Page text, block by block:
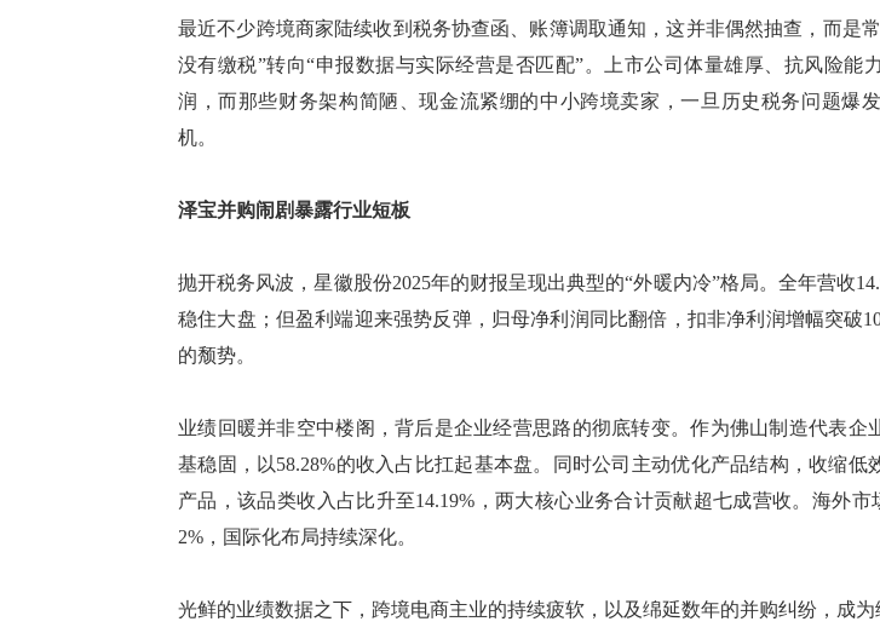
最近不少跨境商家陆续收到税务协查函、账簿调取通知，这并非偶然抽查，而是
没有缴税”转向“申报数据与实际经营是否匹配”。上市公司体量雄厚、抗风险能
润，而那些财务架构简陋、现金流紧绷的中小跨境卖家，一旦历史税务问题爆
机。
泽宝并购闹剧暴露行业短板
抛开税务风波，星徽股份2025年的财报呈现出典型的“外暖内冷”格局。全年营收
稳住大盘；但盈利端迎来强势反弹，归母净利润同比翻倍，扣非净利润增幅突破
的颓势。
业绩回暖并非空中楼阁，背后是企业经营思路的彻底转变。作为佛山制造代表企
基稳固，以58.28%的收入占比扛起基本盘。同时公司主动优化产品结构，收缩
产品，该品类收入占比升至14.19%，两大核心业务合计贡献超七成营收。海外
2%，国际化布局持续深化。
光鲜的业绩数据之下，跨境电商主业的持续疲软，以及绵延数年的并购纠纷，成为